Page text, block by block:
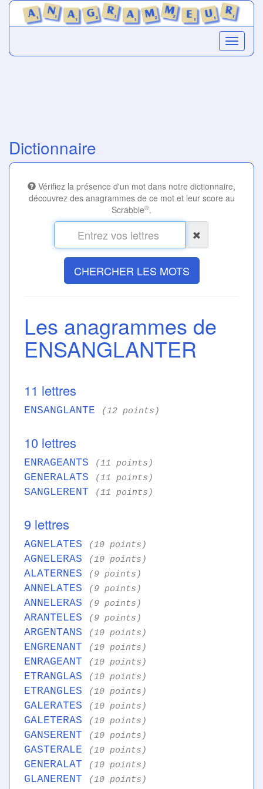
Dictionnaire
Vérifiez la présence d'un mot dans notre dictionnaire,
découvrez des anagrammes de ce mot et leur score au
Scrabble®.
CHERCHER LES MOTS
Les anagrammes de
ENSANGLANTER
11 lettres
ENSANGLANTE (12 points)
10 lettres
ENRAGEANTS (11 points)
GENERALATS (11 points)
SANGLERENT (11 points)
9 lettres
AGNELATES (10 points)
AGNELERAS (10 points)
ALATERNES (9 points)
ANNELATES (9 points)
ANNELERAS (9 points)
ARANTELES (9 points)
ARGENTANS (10 points)
ENGRENANT (10 points)
ENRAGEANT (10 points)
ETRANGLAS (10 points)
ETRANGLES (10 points)
GALERATES (10 points)
GALETERAS (10 points)
GANSERENT (10 points)
GASTERALE (10 points)
GENERALAT (10 points)
GLANERENT (10 points)